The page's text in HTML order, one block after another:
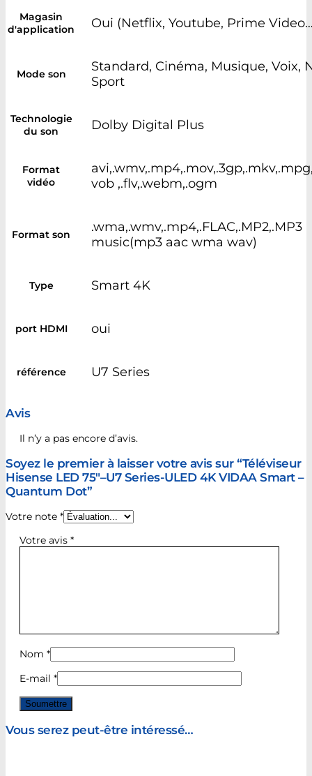
Magasin
d'application
Oui (Netflix, Youtube, Prime
Mode son
Standard, Cinéma, Musique, Voix,
Sport
Technologie
du son
Dolby Digital Plus
Format
vidéo
vob ,.flv,.webm,.ogm
Format son
.wma,.wmv,.mp4,.FLAC,.MP2,.MP3
music(mp3 aac wma wav)
Type Smart 4K
port HDMI oui
référence U7 Series
Avis
Il n’y a pas encore d’avis.
Soyez le premier à laisser votre avis sur “Téléviseur
Hisense LED 75″–U7 Series-ULED 4K VIDAA Smart –
Quantum Dot”
Votre note *
Votre avis *
Nom *
E-mail *
Vous serez peut-être intéressé…